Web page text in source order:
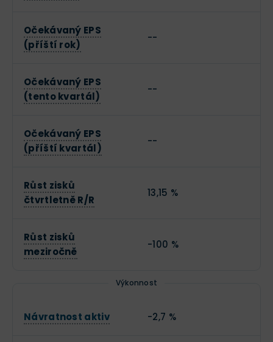
Očekávaný EPS
(příští rok)
--
Očekávaný EPS
(tento kvartál)
--
Očekávaný EPS
(příští kvartál)
--
Růst zisků
čtvrtletně R/R
13,15 %
Růst zisků
meziročně
-100 %
Výkonnost
Návratnost aktiv -2,7 %